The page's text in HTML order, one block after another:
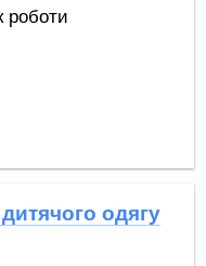
роботи
одягу